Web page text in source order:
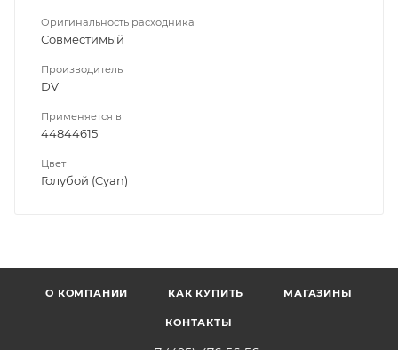
Оригинальность расходника
Совместимый
Производитель
DV
Применяется в
44844615
Цвет
Голубой (Cyan)
О КОМПАНИИ КАК КУПИТЬ МАГАЗИНЫ
КОНТАКТЫ